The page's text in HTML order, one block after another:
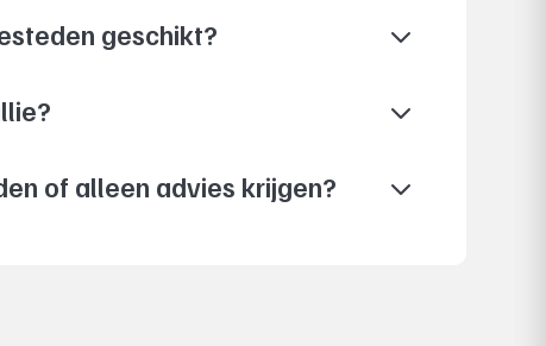
geschikt? 3
3
of alleen advies krijgen? 3